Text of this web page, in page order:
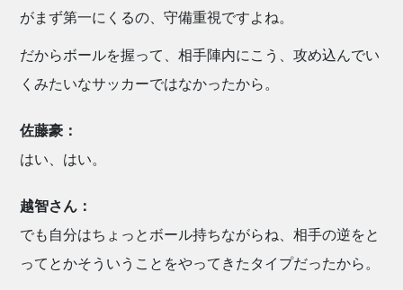
がまず第一にくるの、守備重視ですよね。
だからボールを握って、相手陣内にこう、攻め込んでい
くみたいなサッカーではなかったから。
佐藤豪：
はい、はい。
越智さん：
でも自分はちょっとボール持ちながらね、相手の逆をと
ってとかそういうことをやってきたタイプだったから。